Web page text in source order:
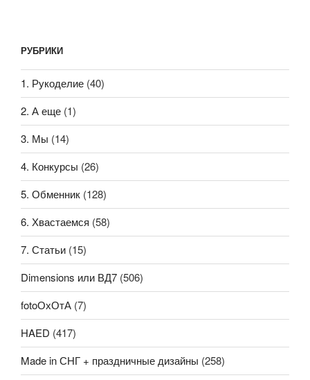
РУБРИКИ
1. Рукоделие (40)
2. А еще (1)
3. Мы (14)
4. Конкурсы (26)
5. Обменник (128)
6. Хвастаемся (58)
7. Статьи (15)
Dimensions или ВД7 (506)
fotoОхОтА (7)
HAED (417)
Made in СНГ + праздничные дизайны (258)